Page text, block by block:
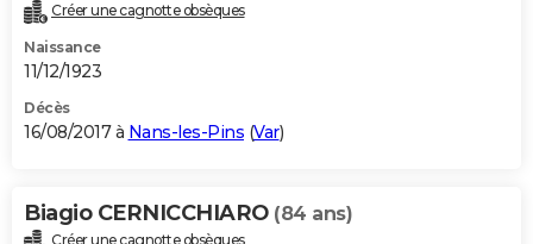
Créer une cagnotte obsèques
Naissance
11/12/1923
Décès
16/08/2017 à Nans-les-Pins (Var)
Biagio CERNICCHIARO (84 ans)
Créer une cagnotte obsèques